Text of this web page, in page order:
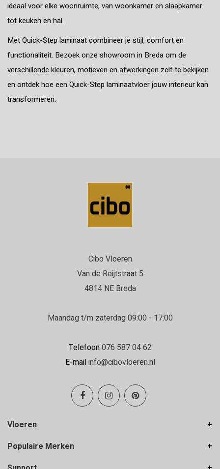
ideaal voor elke woonruimte, van woonkamer en slaapkamer
tot keuken en hal.
Met Quick-Step laminaat combineer je stijl, comfort en
functionaliteit. Bezoek onze showroom in Breda om de
verschillende kleuren, motieven en afwerkingen zelf te bekijken
en ontdek hoe een Quick-Step laminaatvloer jouw interieur kan
transformeren.
Cibo Vloeren
Van de Reijtstraat 5
4814 NE Breda
Maandag t/m zaterdag 09:00 - 17:00
Telefoon076 587 04 62
E-mailinfo@cibovloeren.nl
Vloeren
Populaire Merken